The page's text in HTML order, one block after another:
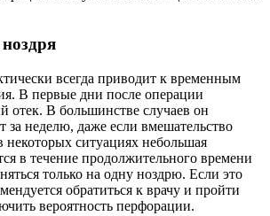
всегда приводит к временным
В первые дни после операции
отек. В большинстве случаев он
за неделю, даже если вмешательство
ситуациях небольшая
в течение продолжительного времени
только на одну ноздрю. Если это
обратиться к врачу и пройти
вероятность перфорации.